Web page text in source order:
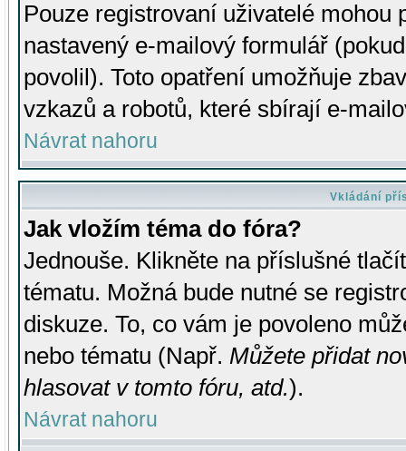
Pouze registrovaní uživatelé mohou
nastavený e-mailový formulář
povolil). Toto opatření umožňuje
vzkazů a robotů, které sbírají e-
Návrat nahoru
Vkládání
Jak vložím téma do fóra?
Jednouše. Klikněte na příslušné
tématu. Možná bude nutné se
diskuze. To, co vám je povoleno
nebo tématu (Např. Můžete přidat
hlasovat v tomto fóru, atd.).
Návrat nahoru